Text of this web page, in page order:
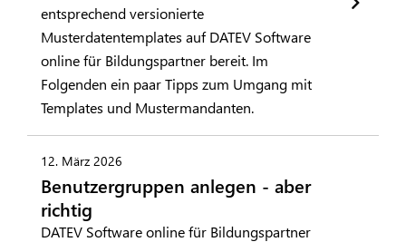
entsprechend versionierte
Musterdatentemplates auf DATEV Software
online für Bildungspartner bereit. Im
Folgenden ein paar Tipps zum Umgang mit
Templates und Mustermandanten.
12. März 2026
Benutzergruppen anlegen - aber
richtig
DATEV Software online für Bildungspartner